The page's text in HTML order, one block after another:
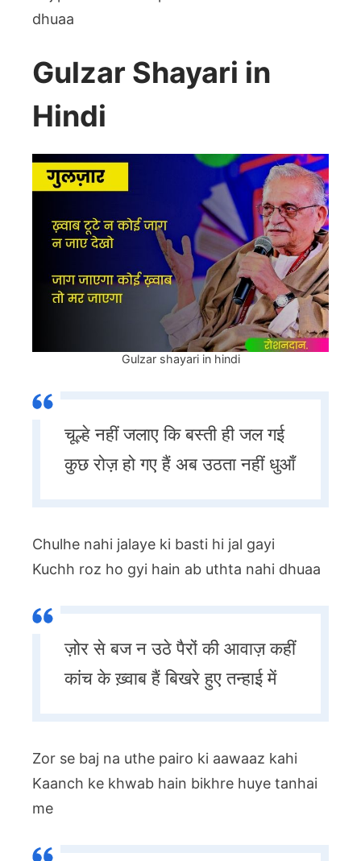
dhuaa
Gulzar Shayari in
Hindi
Gulzar shayari in hindi
चूल्हे नहीं जलाए कि बस्ती ही जल गई
कुछ रोज़ हो गए हैं अब उठता नहीं धुआँ
Chulhe nahi jalaye ki basti hi jal gayi
Kuchh roz ho gyi hain ab uthta nahi dhuaa
ज़ोर से बज न उठे पैरों की आवाज़ कहीं
कांच के ख़्वाब हैं बिखरे हुए तन्हाई में
Zor se baj na uthe pairo ki aawaaz kahi
Kaanch ke khwab hain bikhre huye tanhai
me